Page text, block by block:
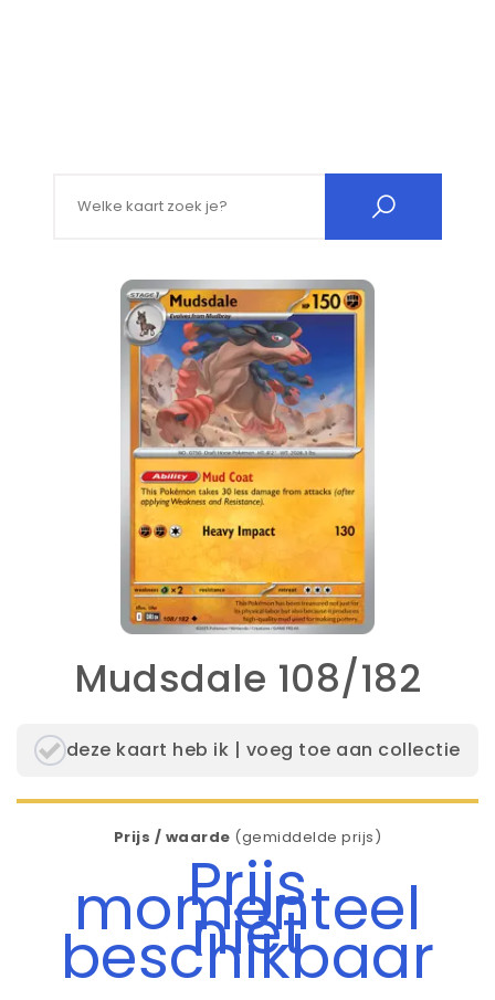
Mudsdale 108/182
deze kaart heb ik | voeg toe aan collectie
Prijs / waarde (gemiddelde prijs)
Prijs
momenteel
niet
beschikbaar